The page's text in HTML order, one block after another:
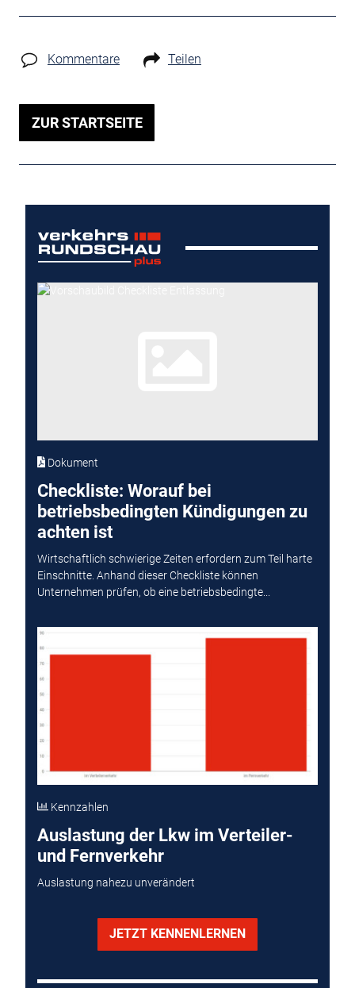
Kommentare Teilen
ZUR STARTSEITE
Dokument
Checkliste: Worauf bei
betriebsbedingten Kündigungen zu
achten ist
Wirtschaftlich schwierige Zeiten erfordern zum Teil harte
Einschnitte. Anhand dieser Checkliste können
Unternehmen prüfen, ob eine betriebsbedingte...
Kennzahlen
Auslastung der Lkw im Verteiler-
und Fernverkehr
Auslastung nahezu unverändert
JETZT KENNENLERNEN